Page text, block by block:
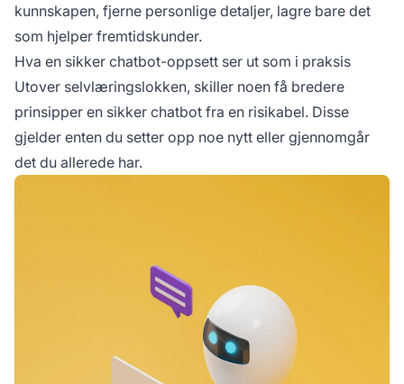
kunnskapen, fjerne personlige detaljer, lagre bare det
som hjelper fremtidskunder.
Hva en sikker chatbot-oppsett ser ut som i praksis
Utover selvlæringslokken, skiller noen få bredere
prinsipper en sikker chatbot fra en risikabel. Disse
gjelder enten du setter opp noe nytt eller gjennomgår
det du allerede har.